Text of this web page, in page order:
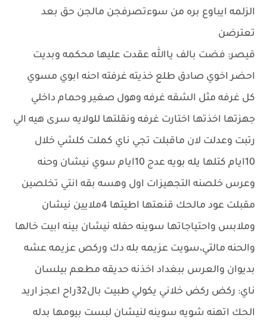
الزلمه ايباوع بره من سوءتصرفجن مالجن حق بعد
تعترضن
قيصر: فضت بالف ياالله عقدت عليها محكمه وبديت
احضر اخوي صادق طلع خذيته غرفته احنه ابوي مسوي
كل غرفه مثل الشقه غرفه وهول صغير وحمام داخلي
جهزتها اخذتها اختارت غرفه ونقلتها للولايه سرى هيه الي
رتبت وعدلت لان ماقبلت تجي ناي كملت كلشي خلال
10ايام كتلها يله بويه عدج 10ايام سوي نيشان وحنه
وعرس خلصنه التجهيزات اول وهسه بقه انتي تخلصين
مقبلت عود مالحك قنعتها اطيتها 4ملايين نيشان
وملابس واحتياجاتها سوينه حفله نيشان بينه ابيت خالها
والحنه مالتي،سويت عزيمه بله دك وركص عزيمه عشه
بديوان والعرس ببغداد اخذنه حديقه مطعم بيلسان
ناي: ركض ركض خلاني يكولي طبيت بال32راح اعجز اريد
الحك اتهنه شويه سوينه لنيشان لبست بيومها بدله